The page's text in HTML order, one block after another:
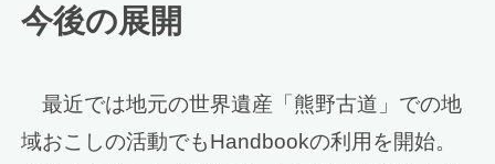
今後の展開
最近では地元の世界遺産「熊野古道」での地
域おこしの活動でもHandbookの利用を開始。